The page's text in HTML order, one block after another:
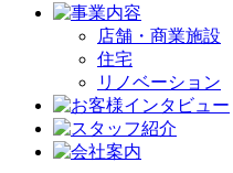
店舗・商業施設
住宅
リノベーション